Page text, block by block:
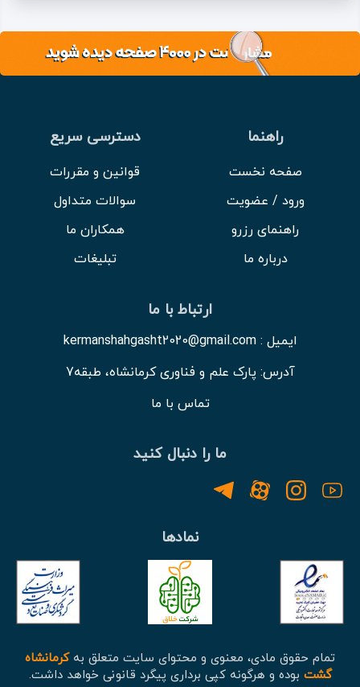
راهنما
صفحه نخست
ورود / عضویت
راهنمای رزرو
درباره ما
دسترسی سریع
قوانین و مقررات
سوالات متداول
همکاران ما
تبلیغات
ارتباط با ما
ایمیل : kermanshahgasht2020@gmail.com
آدرس: پارک علم و فناوری کرمانشاه، طبقه7
تماس با ما
ما را دنبال کنید
نمادها
تمام حقوق مادی، معنوی و محتوای سایت متعلق بهکرمانشاه
گشت بوده و هرگونه کپی برداری پیگرد قانونی خواهد داشت.